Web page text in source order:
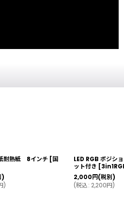
耐熱紙 8インチ [国
)
)
LED RGB ポジシ
ット付き [
2,000円(税別)
(税込: 2,200円)